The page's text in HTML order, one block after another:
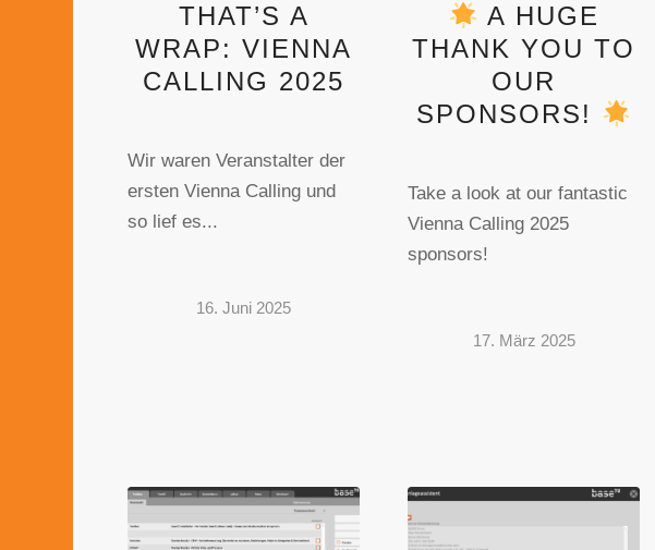
THAT’S A
WRAP: VIENNA
CALLING 2025
Wir waren Veranstalter der
ersten Vienna Calling und
so lief es...
16. Juni 2025
A HUGE
THANK YOU TO
OUR
SPONSORS!
Take a look at our fantastic
Vienna Calling 2025
sponsors!
17. März 2025